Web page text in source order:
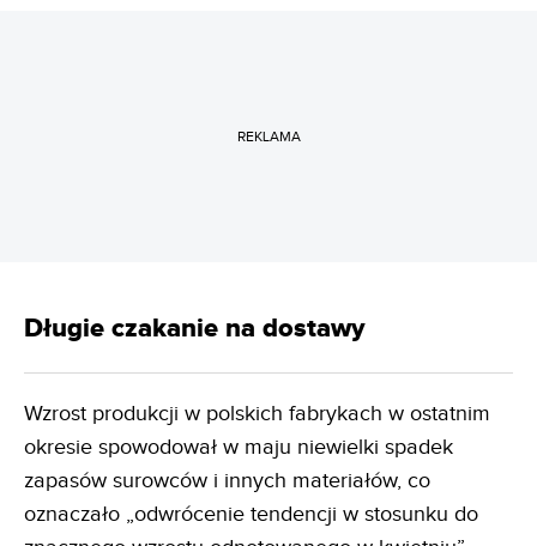
REKLAMA
Długie czakanie na dostawy
Wzrost produkcji w polskich fabrykach w ostatnim
okresie spowodował w maju niewielki spadek
zapasów surowców i innych materiałów, co
oznaczało „odwrócenie tendencji w stosunku do